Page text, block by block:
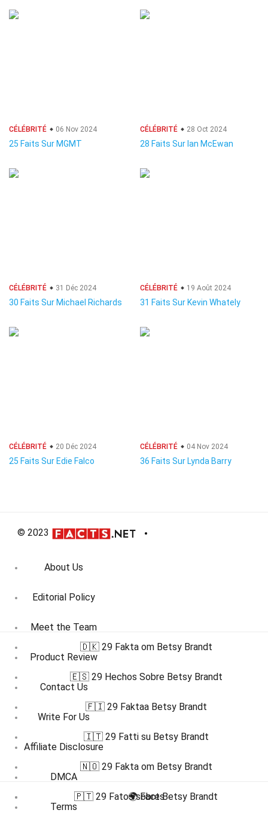
CÉLÉBRITÉ 06 Nov 2024
25 Faits Sur MGMT
CÉLÉBRITÉ 28 Oct 2024
28 Faits Sur Ian McEwan
CÉLÉBRITÉ 31 Déc 2024
30 Faits Sur Michael Richards
CÉLÉBRITÉ 19 Août 2024
31 Faits Sur Kevin Whately
CÉLÉBRITÉ 20 Déc 2024
25 Faits Sur Edie Falco
CÉLÉBRITÉ 04 Nov 2024
36 Faits Sur Lynda Barry
© 2023
About Us
Editorial Policy
Meet the Team
Product Review
Contact Us
Write For Us
Affiliate Disclosure
DMCA
Terms
🇩🇰 29 Fakta om Betsy Brandt
🇪🇸 29 Hechos Sobre Betsy Brandt
🇫🇮 29 Faktaa Betsy Brandt
🇮🇹 29 Fatti su Betsy Brandt
🇳🇴 29 Fakta om Betsy Brandt
🇵🇹 29 Fatos sobre Betsy Brandt
🌍 Facts